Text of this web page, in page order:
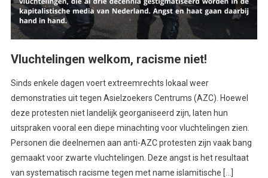
Vluchtelingen welkom, racisme niet!
Sinds enkele dagen voert extreemrechts lokaal weer
demonstraties uit tegen Asielzoekers Centrums (AZC). Hoewel
deze protesten niet landelijk georganiseerd zijn, laten hun
uitspraken vooral een diepe minachting voor vluchtelingen zien.
Personen die deelnemen aan anti-AZC protesten zijn vaak bang
gemaakt voor zwarte vluchtelingen. Deze angst is het resultaat
van systematisch racisme tegen met name islamitische […]